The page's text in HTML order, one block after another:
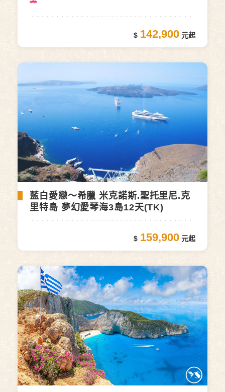
142,900
藍白愛戀～希臘 米克諾斯.聖托里尼.克
里特島 夢幻愛琴海3島12天(TK)
159,900